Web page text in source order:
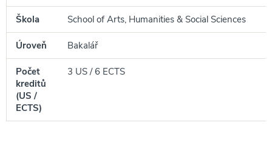
Škola School of Arts, Humanities & Social Sciences
Úroveň Bakalář
Počet
kreditů
(US /
ECTS)
3 US / 6 ECTS